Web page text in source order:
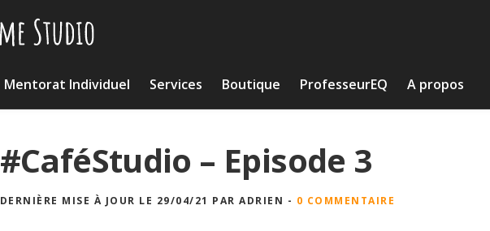
Mentorat Individuel Services Boutique ProfesseurEQ A propos
#CaféStudio – Episode 3
DERNIÈRE MISE À JOUR LE 29/04/21 PAR ADRIEN - 0 COMMENTAIRE